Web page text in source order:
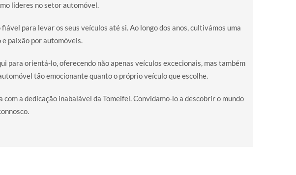
líderes no setor automóvel.
para levar os seus veículos até si. Ao longo dos anos, cultivámos uma
e paixão por automóveis.
para orientá-lo, oferecendo não apenas veículos excecionais, mas também
tão emocionante quanto o próprio veículo que escolhe.
a dedicação inabalável da Tomeifel. Convidamo-lo a descobrir o mundo